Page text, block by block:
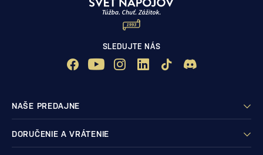
SLEDUJTE NÁS
NAŠE PREDAJNE
DORUČENIE A VRÁTENIE